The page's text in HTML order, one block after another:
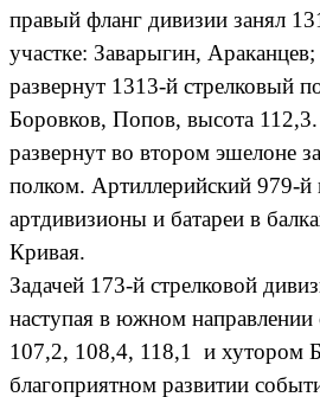
правый фланг дивизии занял
участке: Заварыгин,
развернут 1313-й стрелковый
Боровков, Попов, высота
развернут во втором эшелоне
полком. Артиллерийский 979-й
артдивизионы и батареи в
Кривая.
Задачей 173-й стрелковой
наступая в южном направлении
107,2, 108,4, 118,1 и хутором
благоприятном развитии